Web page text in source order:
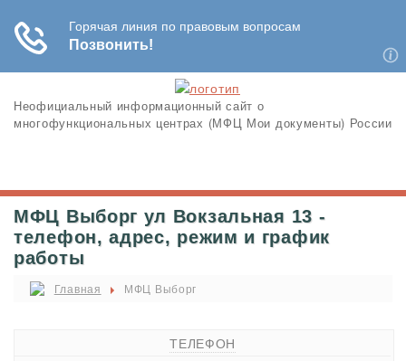
Неофициальный информационный сайт о
многофункциональных центрах (МФЦ Мои документы) России
МФЦ Выборг ул Вокзальная 13 -
телефон, адрес, режим и график
работы
Главная МФЦ Выборг
ТЕЛЕФОН